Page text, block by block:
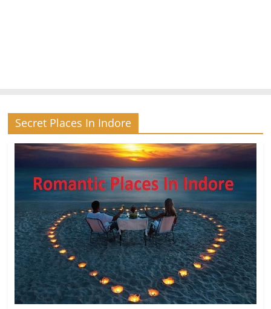
Secret Places In Indore